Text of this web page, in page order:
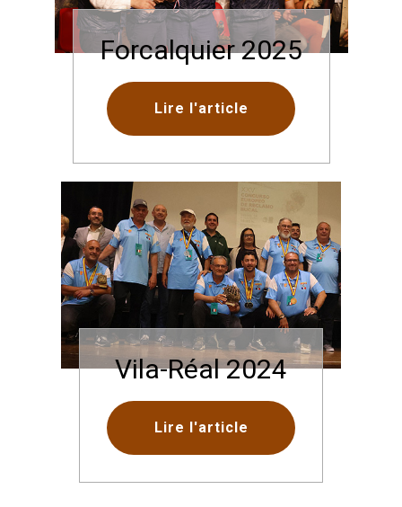
Forcalquier 2025
Lire l'article
Vila-Réal 2024
Lire l'article